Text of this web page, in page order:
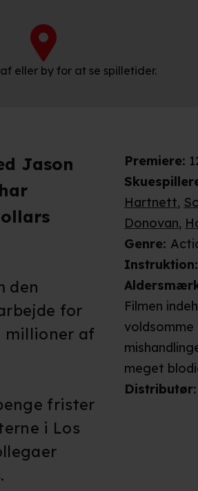
eller by for at se spilletider.
Premiere:
Hartnett,
Donovan,
Genre:
Instruktion
Filmen
voldsomme
meget
mennesker
Distributør:
Jason
den
for
millioner af
frister
i Los